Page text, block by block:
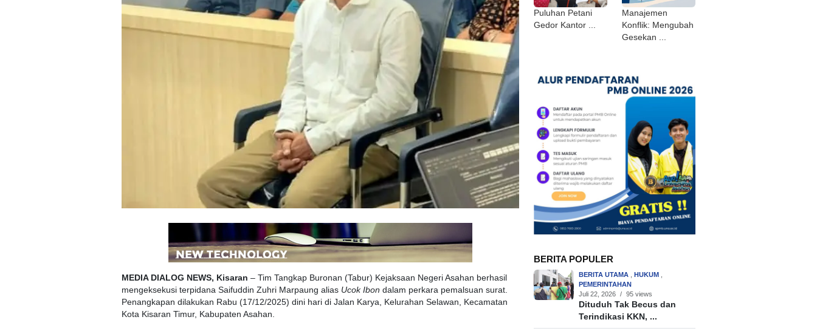
MEDIA DIALOG NEWS, Kisaran – Tim Tangkap Buronan (Tabur) Kejaksaan Negeri Asahan berhasil
mengeksekusi terpidana Saifuddin Zuhri Marpaung alias Ucok Ibon dalam perkara pemalsuan surat.
Penangkapan dilakukan Rabu (17/12/2025) dini hari di Jalan Karya, Kelurahan Selawan, Kecamatan
Kota Kisaran Timur, Kabupaten Asahan.
Puluhan Petani
Gedor Kantor ...
Manajemen
Konflik: Mengubah
Gesekan ...
BERITA POPULER
BERITA UTAMA , HUKUM ,
PEMERINTAHAN
Juli 22, 2026
/ 95 views
Dituduh Tak Becus dan
Terindikasi KKN, ...